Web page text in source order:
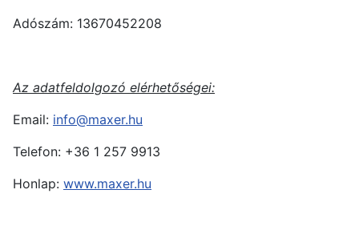
Adószám: 13670452208
Az adatfeldolgozó elérhetőségei:
Email: info@maxer.hu
Telefon: +36 1 257 9913
Honlap: www.maxer.hu